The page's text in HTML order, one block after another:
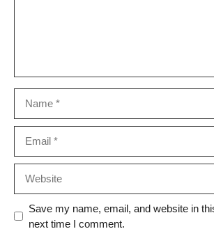
Save my name, email, and website in
next time I comment.